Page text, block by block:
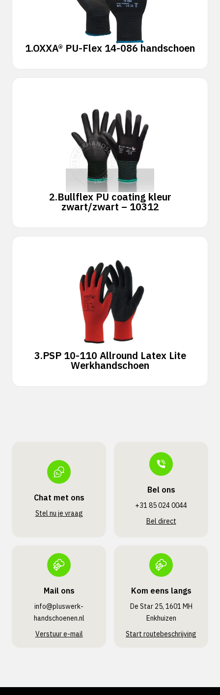
1.OXXA® PU-Flex 14-086 handschoen
2.Bullflex PU coating kleur
zwart/zwart – 10312
3.PSP 10-110 Allround Latex Lite
Werkhandschoen
Chat met ons
Stel nu je vraag
Bel ons
+31 85 024 0044
Bel direct
Mail ons
info@pluswerk­
handschoenen.nl
Verstuur e-mail
Kom eens langs
De Star 25, 1601 MH
Enkhuizen
Start routebeschrijving